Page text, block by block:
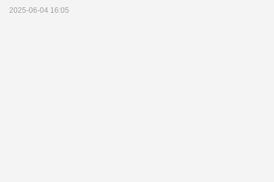
2025-06-04 16:05